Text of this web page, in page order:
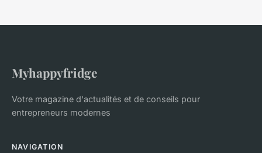
Myhappyfridge
Votre magazine d'actualités et de conseils pour
entrepreneurs modernes
NAVIGATION